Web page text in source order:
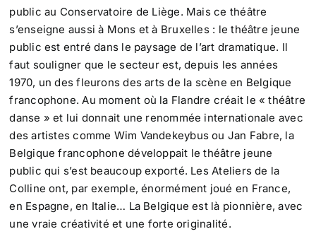
public au Conservatoire de Liège. Mais ce théâtre
s’enseigne aussi à Mons et à Bruxelles : le théâtre jeune
public est entré dans le paysage de l’art dramatique. Il
faut souligner que le secteur est, depuis les années
1970, un des fleurons des arts de la scène en Belgique
francophone. Au moment où la Flandre créait le « théâtre
danse » et lui donnait une renommée internationale avec
des artistes comme Wim Vandekeybus ou Jan Fabre, la
Belgique francophone développait le théâtre jeune
public qui s’est beaucoup exporté. Les Ateliers de la
Colline ont, par exemple, énormément joué en France,
en Espagne, en Italie… La Belgique est là pionnière, avec
une vraie créativité et une forte originalité.